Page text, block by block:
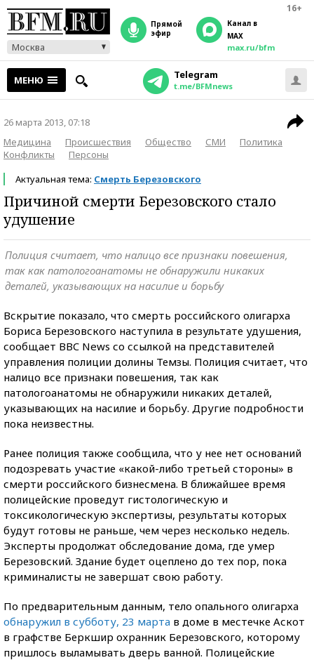
16+
Москва
прямой
эфир
Канал в
MAX
max.ru/bfm
МЕНЮ Telegram
t.me/BFMnews
26 марта 2013, 07:18
Медицина
Происшествия Общество СМИ
Политика
Конфликты
Персоны
Актуальная тема: Смерть Березовского
Причиной смерти Березовского стало
удушение
Полиция считает, что налицо все признаки повешения,
так как патологоанатомы не обнаружили никаких
деталей, указывающих на насилие и борьбу
Вскрытие показало, что смерть российского олигарха
Бориса Березовского наступила в результате удушения,
сообщает BBC News со ссылкой на представителей
управления полиции долины Темзы. Полиция считает, что
налицо все признаки повешения, так как
патологоанатомы не обнаружили никаких деталей,
указывающих на насилие и борьбу. Другие подробности
пока неизвестны.
Ранее полиция также сообщила, что у нее нет оснований
подозревать участие «какой-либо третьей стороны» в
смерти российского бизнесмена. В ближайшее время
полицейские проведут гистологическую и
токсикологическую экспертизы, результаты которых
будут готовы не раньше, чем через несколько недель.
Эксперты продолжат обследование дома, где умер
Березовский. Здание будет оцеплено до тех пор, пока
криминалисты не завершат свою работу.
По предварительным данным, тело опального олигарха
обнаружил в субботу, 23 марта в доме в местечке Аскот
в графстве Беркшир охранник Березовского, которому
пришлось выламывать дверь ванной. Полицейские